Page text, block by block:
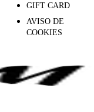
GIFT CARD
AVISO DE
COOKIES